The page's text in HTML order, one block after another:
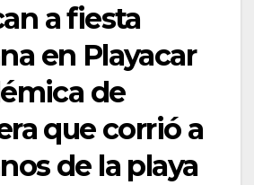
a fiesta
en Playacar
de
que corrió a
de la playa